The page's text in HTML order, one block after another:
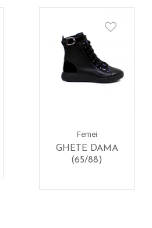
Femei
GHETE DAMA
(65/88)